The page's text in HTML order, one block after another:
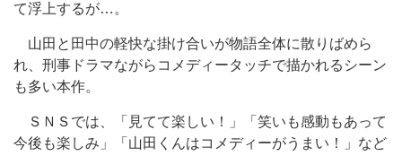
て浮上するが…。
山田と田中の軽快な掛け合いが物語全体に散りばめら
れ、刑事ドラマながらコメディータッチで描かれるシーン
も多い本作。
ＳＮＳでは、「見てて楽しい！」「笑いも感動もあって
今後も楽しみ」「山田くんはコメディーがうまい！」など